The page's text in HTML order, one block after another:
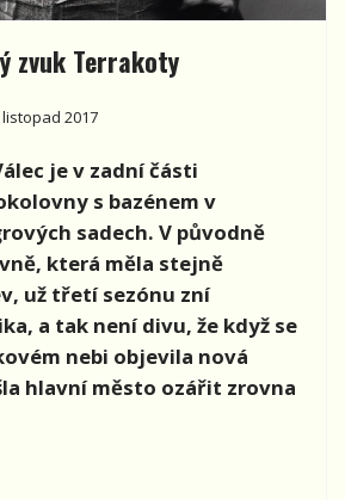
zvuk Terrakoty
listopad 2017
je v zadní části
s bazénem v
sadech. V původně
která měla stejně
už třetí sezónu zní
a tak není divu, že když se
nebi objevila nová
hlavní město ozářit zrovna